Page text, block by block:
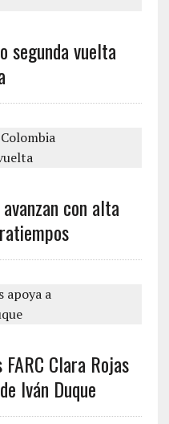
segunda vuelta
con alta
Clara Rojas
Iván Duque